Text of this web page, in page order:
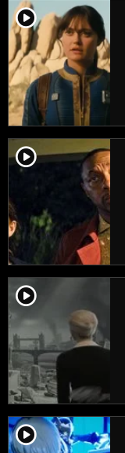
player2
player2
player2
player2